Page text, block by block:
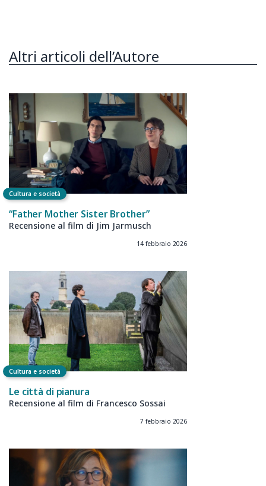
Altri articoli dell’Autore
Cultura e società
“Father Mother Sister Brother”
Recensione al film di Jim Jarmusch
14 febbraio 2026
Cultura e società
Le città di pianura
Recensione al film di Francesco Sossai
7 febbraio 2026